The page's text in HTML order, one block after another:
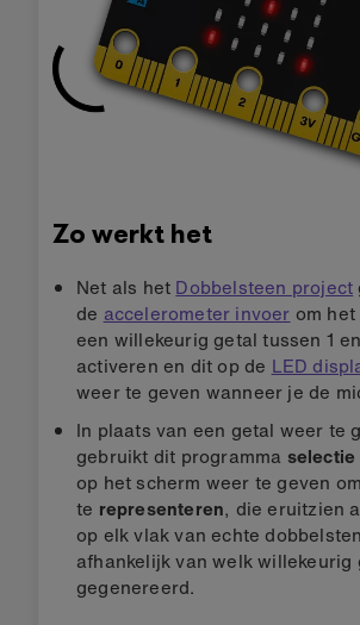
Zo werkt het
Net als het Dobbelsteen project
de accelerometer invoer om
een willekeurig getal tussen 1
activeren en dit op de LED
weer te geven wanneer je de
In plaats van een getal weer te
gebruikt dit programma selectie
op het scherm weer te geven
te representeren, die eruitzien
op elk vlak van echte
afhankelijk van welk willekeurig
gegenereerd.